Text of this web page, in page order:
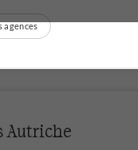
agences
Autriche